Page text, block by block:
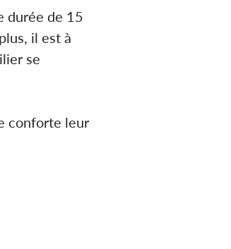
durée de 15
il est à
se
conforte leur